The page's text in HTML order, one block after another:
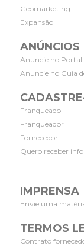
Geomarketing
Expansão
ANÚNCIOS
Anuncie no Portal
Anuncie no Guia
Franqueado
Franqueador
Fornecedor
Quero receber
IMPRENSA
Envie uma
TERMOS
Contrato